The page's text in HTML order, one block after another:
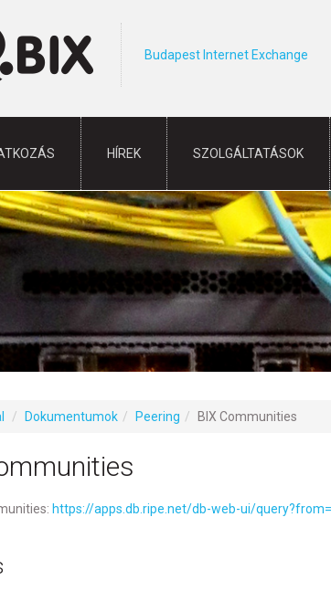
Budapest Internet Exchange
HÍREK SZOLGÁLTATÁSOK
Dokumentumok Peering BIX Communities
https://apps.db.ripe.net/db-web-ui/